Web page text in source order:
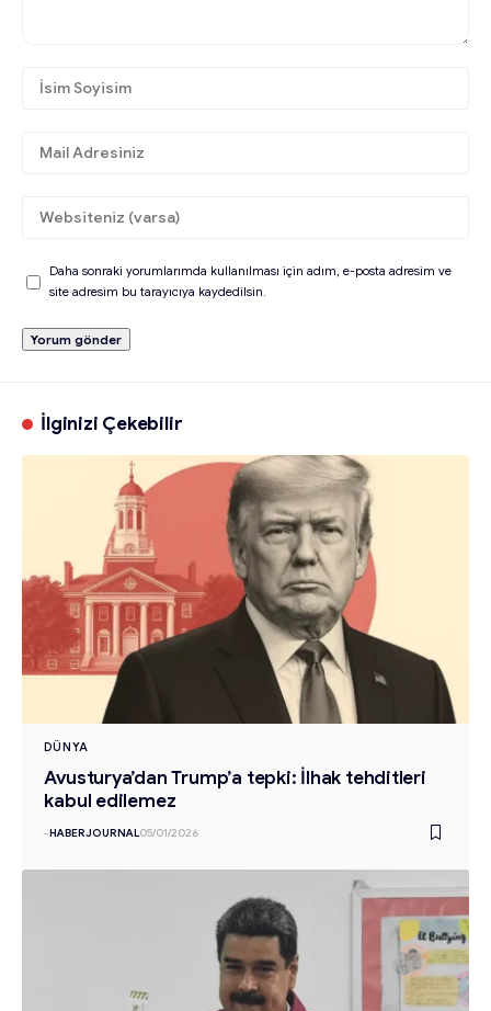
Daha sonraki yorumlarımda kullanılması için adım, e-posta adresim ve
site adresim bu tarayıcıya kaydedilsin.
İlginizi Çekebilir
DÜNYA
Avusturya’dan Trump’a tepki: İlhak tehditleri
kabul edilemez
-HABERJOURNAL05/01/2026